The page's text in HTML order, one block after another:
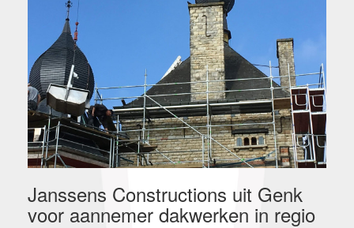
Janssens Constructions uit Genk
voor aannemer dakwerken in regio